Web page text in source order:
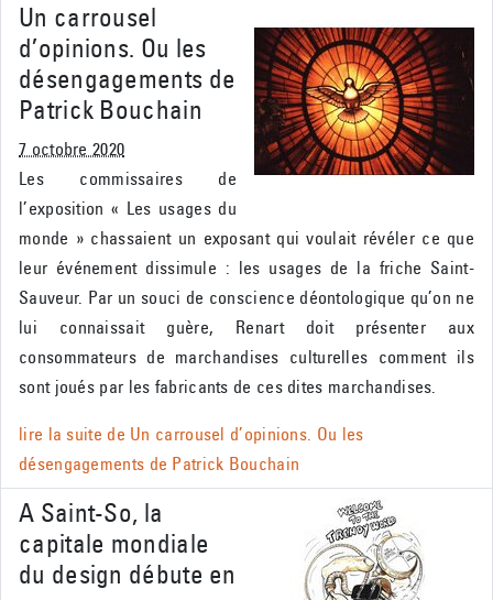
Un carrousel
d’opinions. Ou les
désengagements de
Patrick Bouchain
7 octobre 2020
Les commissaires de
l’exposition « Les usages du
monde » chassaient un exposant qui voulait révéler ce que
leur événement dissimule : les usages de la friche Saint-
Sauveur. Par un souci de conscience déontologique qu’on ne
lui connaissait guère, Renart doit présenter aux
consommateurs de marchandises culturelles comment ils
sont joués par les fabricants de ces dites marchandises.
lire la suite de Un carrousel d’opinions. Ou les
désengagements de Patrick Bouchain
A Saint-So, la
capitale mondiale
du design débute en